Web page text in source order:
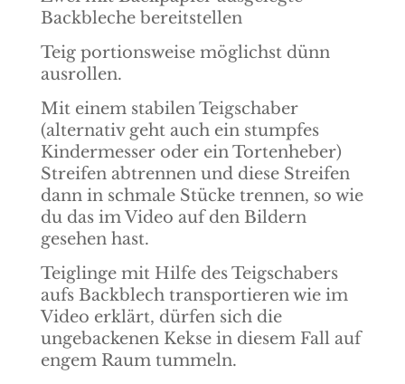
Backbleche bereitstellen
Teig portionsweise möglichst dünn
ausrollen.
Mit einem stabilen Teigschaber
(alternativ geht auch ein stumpfes
Kindermesser oder ein Tortenheber)
Streifen abtrennen und diese Streifen
dann in schmale Stücke trennen, so wie
du das im Video auf den Bildern
gesehen hast.
Teiglinge mit Hilfe des Teigschabers
aufs Backblech transportieren wie im
Video erklärt, dürfen sich die
ungebackenen Kekse in diesem Fall auf
engem Raum tummeln.